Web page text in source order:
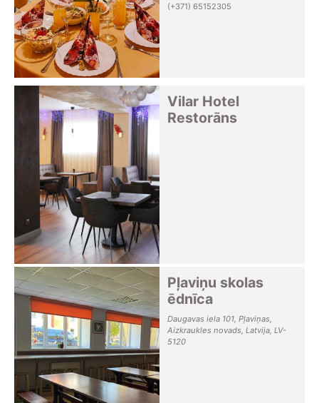
(+371) 65152305
Vilar Hotel
Restorāns
Pļaviņu skolas
ēdnīca
Daugavas iela 101, Pļaviņas,
Aizkraukles novads, Latvija, LV-
5120